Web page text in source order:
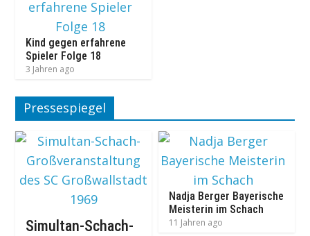
Kind gegen erfahrene
Spieler Folge 18
3 Jahren ago
Pressespiegel
Simultan-Schach-
Nadja Berger Bayerische
Meisterin im Schach
11 Jahren ago